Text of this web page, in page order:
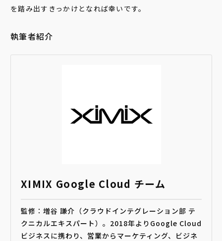
を踏み出すきっかけとなれば幸いです。
執筆者紹介
XIMIX Google Cloud チーム
監修：増谷 謙介（クラウドインテグレーション部 テ
クニカルエキスパート）。2018年よりGoogle Cloud
ビジネスに携わり、営業からマーケティング、ビジネ